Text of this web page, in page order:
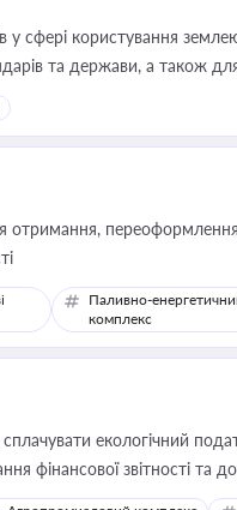
у сфері користування
та держави, а також
отримання,
Паливно-
комплекс
екологічний
фінансової звітності